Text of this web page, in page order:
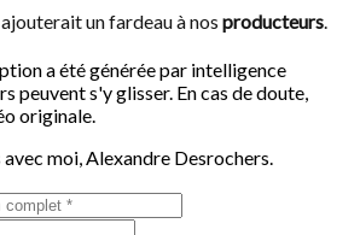
un fardeau à nos producteurs.
a été générée par intelligence
peuvent s'y glisser. En cas de doute,
originale.
moi, Alexandre Desrochers.